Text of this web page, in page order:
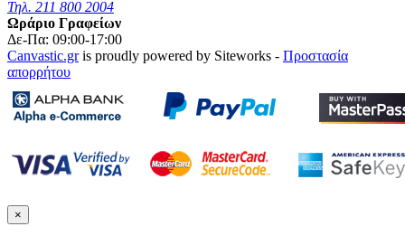
Τηλ. 211 800 2004
Ωράριο Γραφείων
Δε-Πα: 09:00-17:00
Canvastic.gris proudly powered by Siteworks - Προστασία
απορρήτου
×